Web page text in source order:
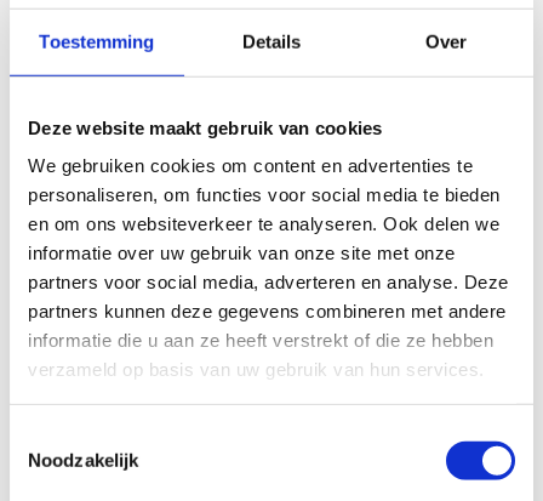
Toestemming Details Over
Deze website maakt gebruik van cookies
We gebruiken cookies om content en advertenties te
personaliseren, om functies voor social media te bieden
en om ons websiteverkeer te analyseren. Ook delen we
informatie over uw gebruik van onze site met onze
partners voor social media, adverteren en analyse. Deze
partners kunnen deze gegevens combineren met andere
informatie die u aan ze heeft verstrekt of die ze hebben
verzameld op basis van uw gebruik van hun services.
Noodzakelijk
sportinfrastructuur, biedt flexibiliteit als het gaat
om het huren van de ruimte. Je hebt de keuze
om de ruimte aan te passen aan jouw behoeften.
Of je nu de hele sporthal wilt huren voor een
grootschalig evenement of slechts een derde
ervan wilt reserveren voor een kleiner gezelschap,
bij ons is alles mogelijk.
Afmetingen sporthal:
volledige sporthal: 55 m x 37 m